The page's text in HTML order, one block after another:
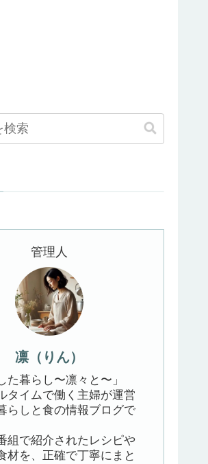
管理人
凛（りん）
た暮らし〜凛々と〜」
タイムで働く主婦が運営
らしと食の情報ブログで
組で紹介されたレシピや
材を、正確で丁寧にまと